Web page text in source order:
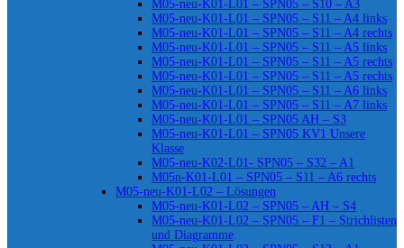
M05-neu-K01-L01 – SPN05 – S10 – A3
M05-neu-K01-L01 – SPN05 – S11 – A4 links
M05-neu-K01-L01 – SPN05 – S11 – A4 rechts
M05-neu-K01-L01 – SPN05 – S11 – A5 links
M05-neu-K01-L01 – SPN05 – S11 – A5 rechts
M05-neu-K01-L01 – SPN05 – S11 – A5 rechts
M05-neu-K01-L01 – SPN05 – S11 – A6 links
M05-neu-K01-L01 – SPN05 – S11 – A7 links
M05-neu-K01-L01 – SPN05 AH – S3
M05-neu-K01-L01 – SPN05 KV1 Unsere
Klasse
M05-neu-K02-L01- SPN05 – S32 – A1
M05n-K01-L01 – SPN05 – S11 – A6 rechts
M05-neu-K01-L02 – Lösungen
M05-neu-K01-L02 – SPN05 – AH – S4
M05-neu-K01-L02 – SPN05 – F1 – Strichlisten
und Diagramme